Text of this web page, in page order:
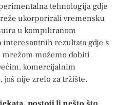
tehnologija gdje
ukorporirali vremensku
u kompiliranom
rezultata gdje s
možemo dobiti
komercijalnim
još nije zrelo za tržište.